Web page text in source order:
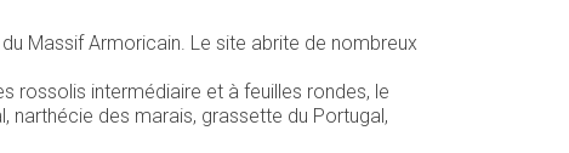
Massif Armoricain. Le site abrite de nombreux
rossolis intermédiaire et à feuilles rondes, le
narthécie des marais, grassette du Portugal,